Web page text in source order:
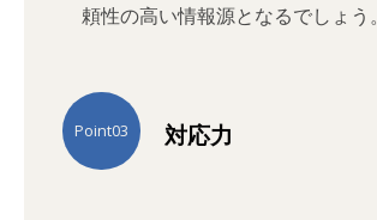
頼性の高い情報源となるでしょう。
対応力
Point03